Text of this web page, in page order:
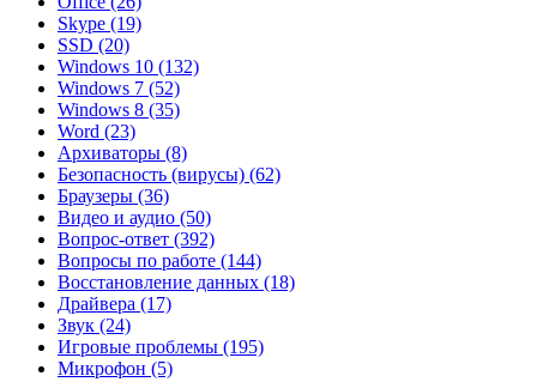
Skype (19)
SSD (20)
Windows 10 (132)
Windows 7 (52)
Windows 8 (35)
Word (23)
Архиваторы (8)
Безопасность (вирусы) (62)
Браузеры (36)
Видео и аудио (50)
Вопрос-ответ (392)
Вопросы по работе (144)
Восстановление данных (18)
Драйвера (17)
Звук (24)
Игровые проблемы (195)
Микрофон (5)